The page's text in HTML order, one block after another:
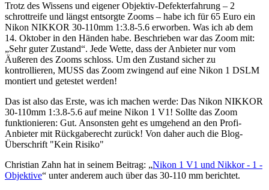
Trotz des Wissens und eigener Objektiv-Defekterfahrung – 2
schrottreife und längst entsorgte Zooms – habe ich für 65 Euro ein
Nikon NIKKOR 30-110mm 1:3.8-5.6 erworben. Was ich ab dem
14. Oktober in den Händen habe. Beschrieben war das Zoom mit:
„Sehr guter Zustand“. Jede Wette, dass der Anbieter nur vom
Äußeren des Zooms schloss. Um den Zustand sicher zu
kontrollieren, MUSS das Zoom zwingend auf eine Nikon 1 DSLM
montiert und getestet werden!
Das ist also das Erste, was ich machen werde: Das Nikon NIKKOR
30-110mm 1:3.8-5.6 auf meine Nikon 1 V1! Sollte das Zoom
funktionieren: Gut. Ansonsten geht es umgehend an den Profi-
Anbieter mit Rückgaberecht zurück! Von daher auch die Blog-
Überschrift "Kein Risiko"
Christian Zahn hat in seinem Beitrag: „Nikon 1 V1 und Nikkor - 1 -
Objektive“ unter anderem auch über das 30-110 mm berichtet.